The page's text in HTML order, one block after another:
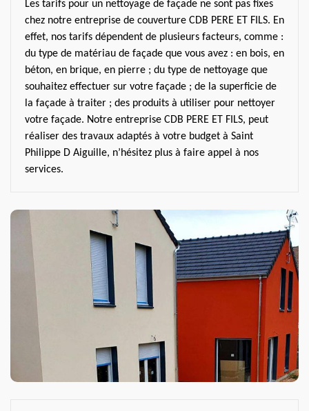
Les tarifs pour un nettoyage de façade ne sont pas fixes
chez notre entreprise de couverture CDB PERE ET FILS. En
effet, nos tarifs dépendent de plusieurs facteurs, comme :
du type de matériau de façade que vous avez : en bois, en
béton, en brique, en pierre ; du type de nettoyage que
souhaitez effectuer sur votre façade ; de la superficie de
la façade à traiter ; des produits à utiliser pour nettoyer
votre façade. Notre entreprise CDB PERE ET FILS, peut
réaliser des travaux adaptés à votre budget à Saint
Philippe D Aiguille, n’hésitez plus à faire appel à nos
services.